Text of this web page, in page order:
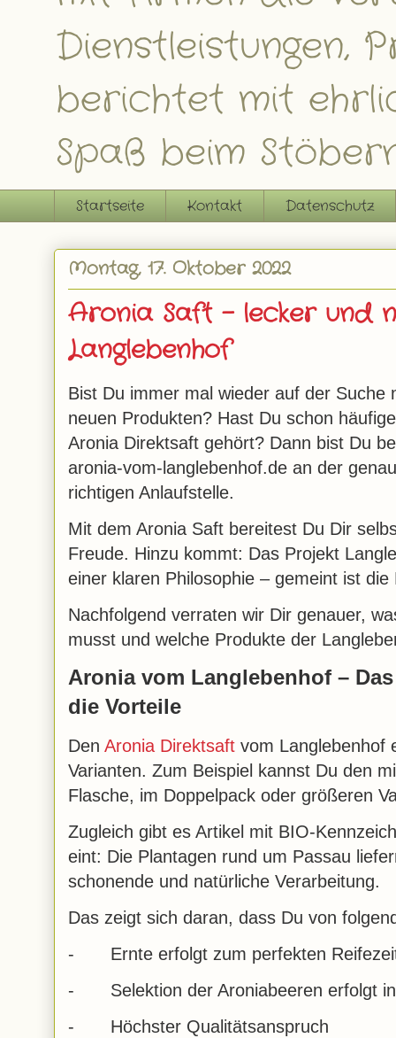
Dienstleistungen,
berichtet mit
Spaß beim
Startseite Kontakt Datenschutz
Montag, 17. Oktober 2022
Aronia Saft – lecker und
Langlebenhof
Bist Du immer mal wieder auf der Suche
neuen Produkten? Hast Du schon
Aronia Direktsaft gehört? Dann bist Du
aronia-vom-langlebenhof.de an der genau
richtigen Anlaufstelle.
Mit dem Aronia Saft bereitest Du Dir
Freude. Hinzu kommt: Das Projekt
einer klaren Philosophie – gemeint ist
Nachfolgend verraten wir Dir genauer,
musst und welche Produkte der
Aronia vom Langlebenhof –
die Vorteile
Den Aronia Direktsaft vom Langlebenhof
Varianten. Zum Beispiel kannst Du den
Flasche, im Doppelpack oder größeren
Zugleich gibt es Artikel mit BIO-
eint: Die Plantagen rund um Passau
schonende und natürliche Verarbeitung.
Das zeigt sich daran, dass Du von
-
Ernte erfolgt zum perfekten
-
Selektion der Aroniabeeren erfolgt
-
Höchster Qualitätsanspruch